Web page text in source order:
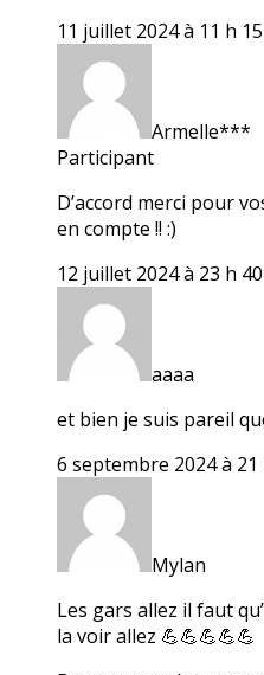
11 juillet 2024 à 11 h
Armelle***
Participant
D’accord merci pour
en compte !! :)
12 juillet 2024 à 23 h
aaaa
et bien je suis pareil
6 septembre 2024 à 21
Mylan
Les gars allez il faut
la voir allez 💪💪💪💪💪